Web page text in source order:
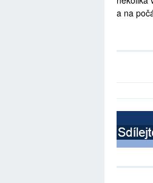
a na